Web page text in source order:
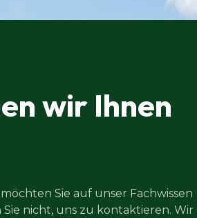
wir Ihnen
Sie auf unser Fachwissen
nicht, uns zu kontaktieren. Wir